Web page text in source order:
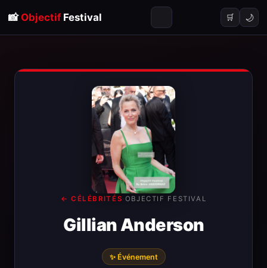
📸 ObjectifFestival 🛒 🌙
← CÉLÉBRITÉS· OBJECTIF FESTIVAL
Gillian Anderson
✨ Événement